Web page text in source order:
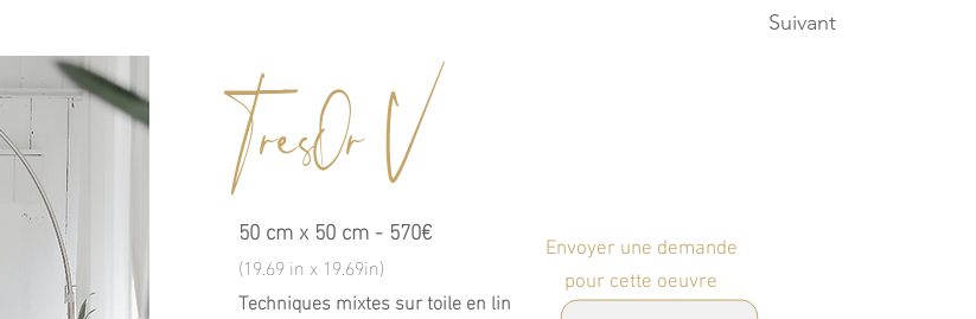
Suivant
TresOr V
50 cm x 50 cm - 570€
(19.69 in x 19.69in)
Techniques mixtes sur toile en lin
Envoyer une demande
pour cette oeuvre